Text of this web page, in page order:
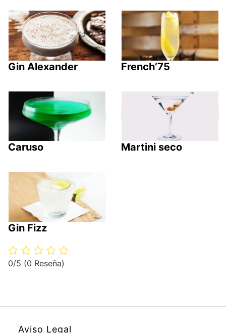
Gin Alexander French’75
Caruso Martini seco
Gin Fizz
0/5 (0 Reseña)
Aviso Legal